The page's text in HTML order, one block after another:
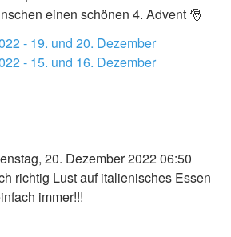
einen schönen 4. Advent 🎅
- 19. und 20. Dezember
- 15. und 16. Dezember
20. Dezember 2022 06:50
richtig Lust auf italienisches Essen
immer!!!